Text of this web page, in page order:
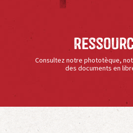
Consultez notre phototèque,
des documents en